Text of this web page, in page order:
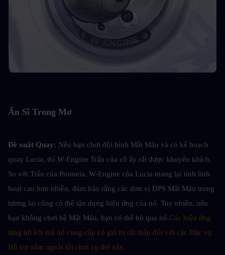
Ẩn Sĩ Trong Mơ
Đề xuất Quay: Nếu bạn chơi đội hình Mất Máu và có kế hoạch
quay Lucia, thì W-Engine Trấn của cô ấy rất được khuyến khích.
So với Trấn của Promeia, W-Engine của Lucia mang lại tính linh
hoạt cao hơn nhiều, đảm bảo rằng các đơn vị DPS Mất Máu trong
tương lai cũng có thể tận dụng hiệu ứng của nó. Tuy nhiên, nếu
bạn không chơi hệ Mất Máu, bạn có thể bỏ qua nó.Các hiệu ứng
tăng lợi ích mà nó cung cấp có giá trị rất thấp đối với các Đặc vụ
Hỗ trợ nằm ngoài lối chơi cụ thể này.